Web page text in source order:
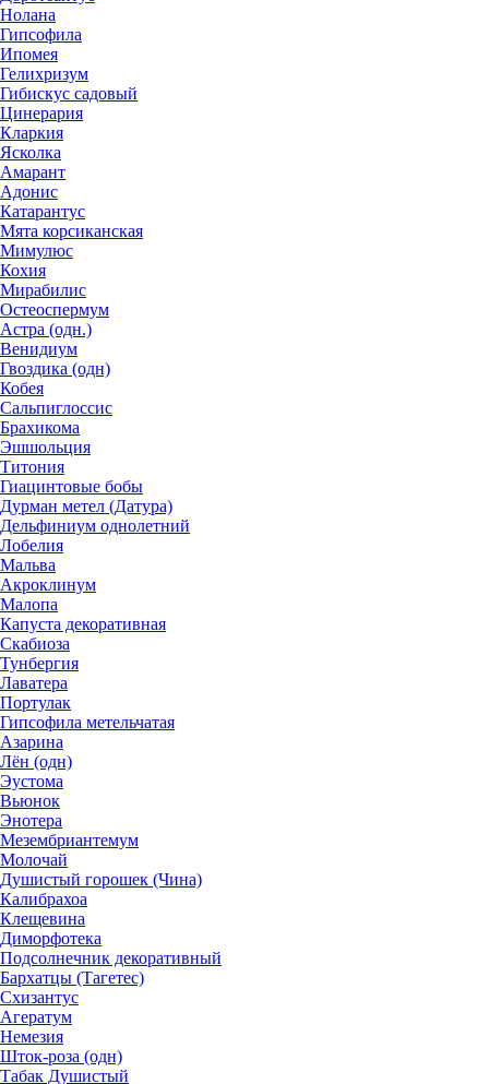
Нолана
Гипсофила
Ипомея
Гелихризум
Гибискус садовый
Цинерария
Кларкия
Ясколка
Амарант
Адонис
Катарантус
Мята корсиканская
Мимулюс
Кохия
Мирабилис
Остеоспермум
Астра (одн.)
Венидиум
Гвоздика (одн)
Кобея
Сальпиглоссис
Брахикома
Эшшольция
Титония
Гиацинтовые бобы
Дурман метел (Датура)
Дельфиниум однолетний
Лобелия
Мальва
Акроклинум
Малопа
Капуста декоративная
Скабиоза
Тунбергия
Лаватера
Портулак
Гипсофила метельчатая
Азарина
Лён (одн)
Эустома
Вьюнок
Энотера
Мезембриантемум
Молочай
Душистый горошек (Чина)
Калибрахоа
Клещевина
Диморфотека
Подсолнечник декоративный
Бархатцы (Тагетес)
Схизантус
Агератум
Немезия
Шток-роза (одн)
Табак Душистый